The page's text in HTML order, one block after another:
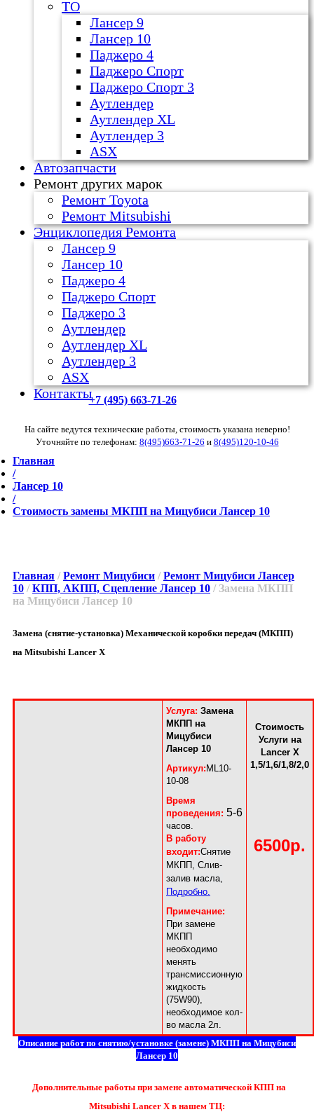
ТО
Лансер 9
Лансер 10
Паджеро 4
Паджеро Спорт
Паджеро Спорт 3
Аутлендер
Аутлендер ХL
Аутлендер 3
ASX
Автозапчасти
Ремонт других марок
Ремонт Toyota
Ремонт Mitsubishi
Энциклопедия Ремонта
Лансер 9
Лансер 10
Паджеро 4
Паджеро Спорт
Паджеро 3
Аутлендер
Аутлендер ХL
Аутлендер 3
ASX
Контакты+7 (495) 663-71-26
На сайте ведутся технические работы, стоимость указана неверно!
Уточняйте по телефонам: 8(495)663-71-26 и 8(495)120-10-46
Главная
/
Лансер 10
/
Стоимость замены МКПП на Мицубиси Лансер 10
Главная / Ремонт Мицубиси / Ремонт Мицубиси Лансер
10 / КПП, АКПП, Сцепление Лансер 10 / Замена МКПП
на Мицубиси Лансер 10
Замена (снятие-установка) Механической коробки передач (МКПП)
на Mitsubishi Lancer X
Услуга: Замена
МКПП на
Мицубиси
Лансер 10
Стоимость
Услуги на
Lancer X
1,5/1,6/1,8/2,0
Артикул: ML10-
10-08
Время
проведения: 5-6
часов.
В работу
входит:Снятие
МКПП, Слив-
залив масла,
Подробно.
6500р.
Примечание:
При замене
МКПП
необходимо
менять
трансмиссионную
жидкость
(75W90),
необходимое кол-
во масла 2л.
Описание работ по снятию/установке (замене) МКПП на Мицубиси
Лансер 10
Дополнительные работы при замене автоматической КПП на
Mitsubishi Lancer X в нашем TЦ: